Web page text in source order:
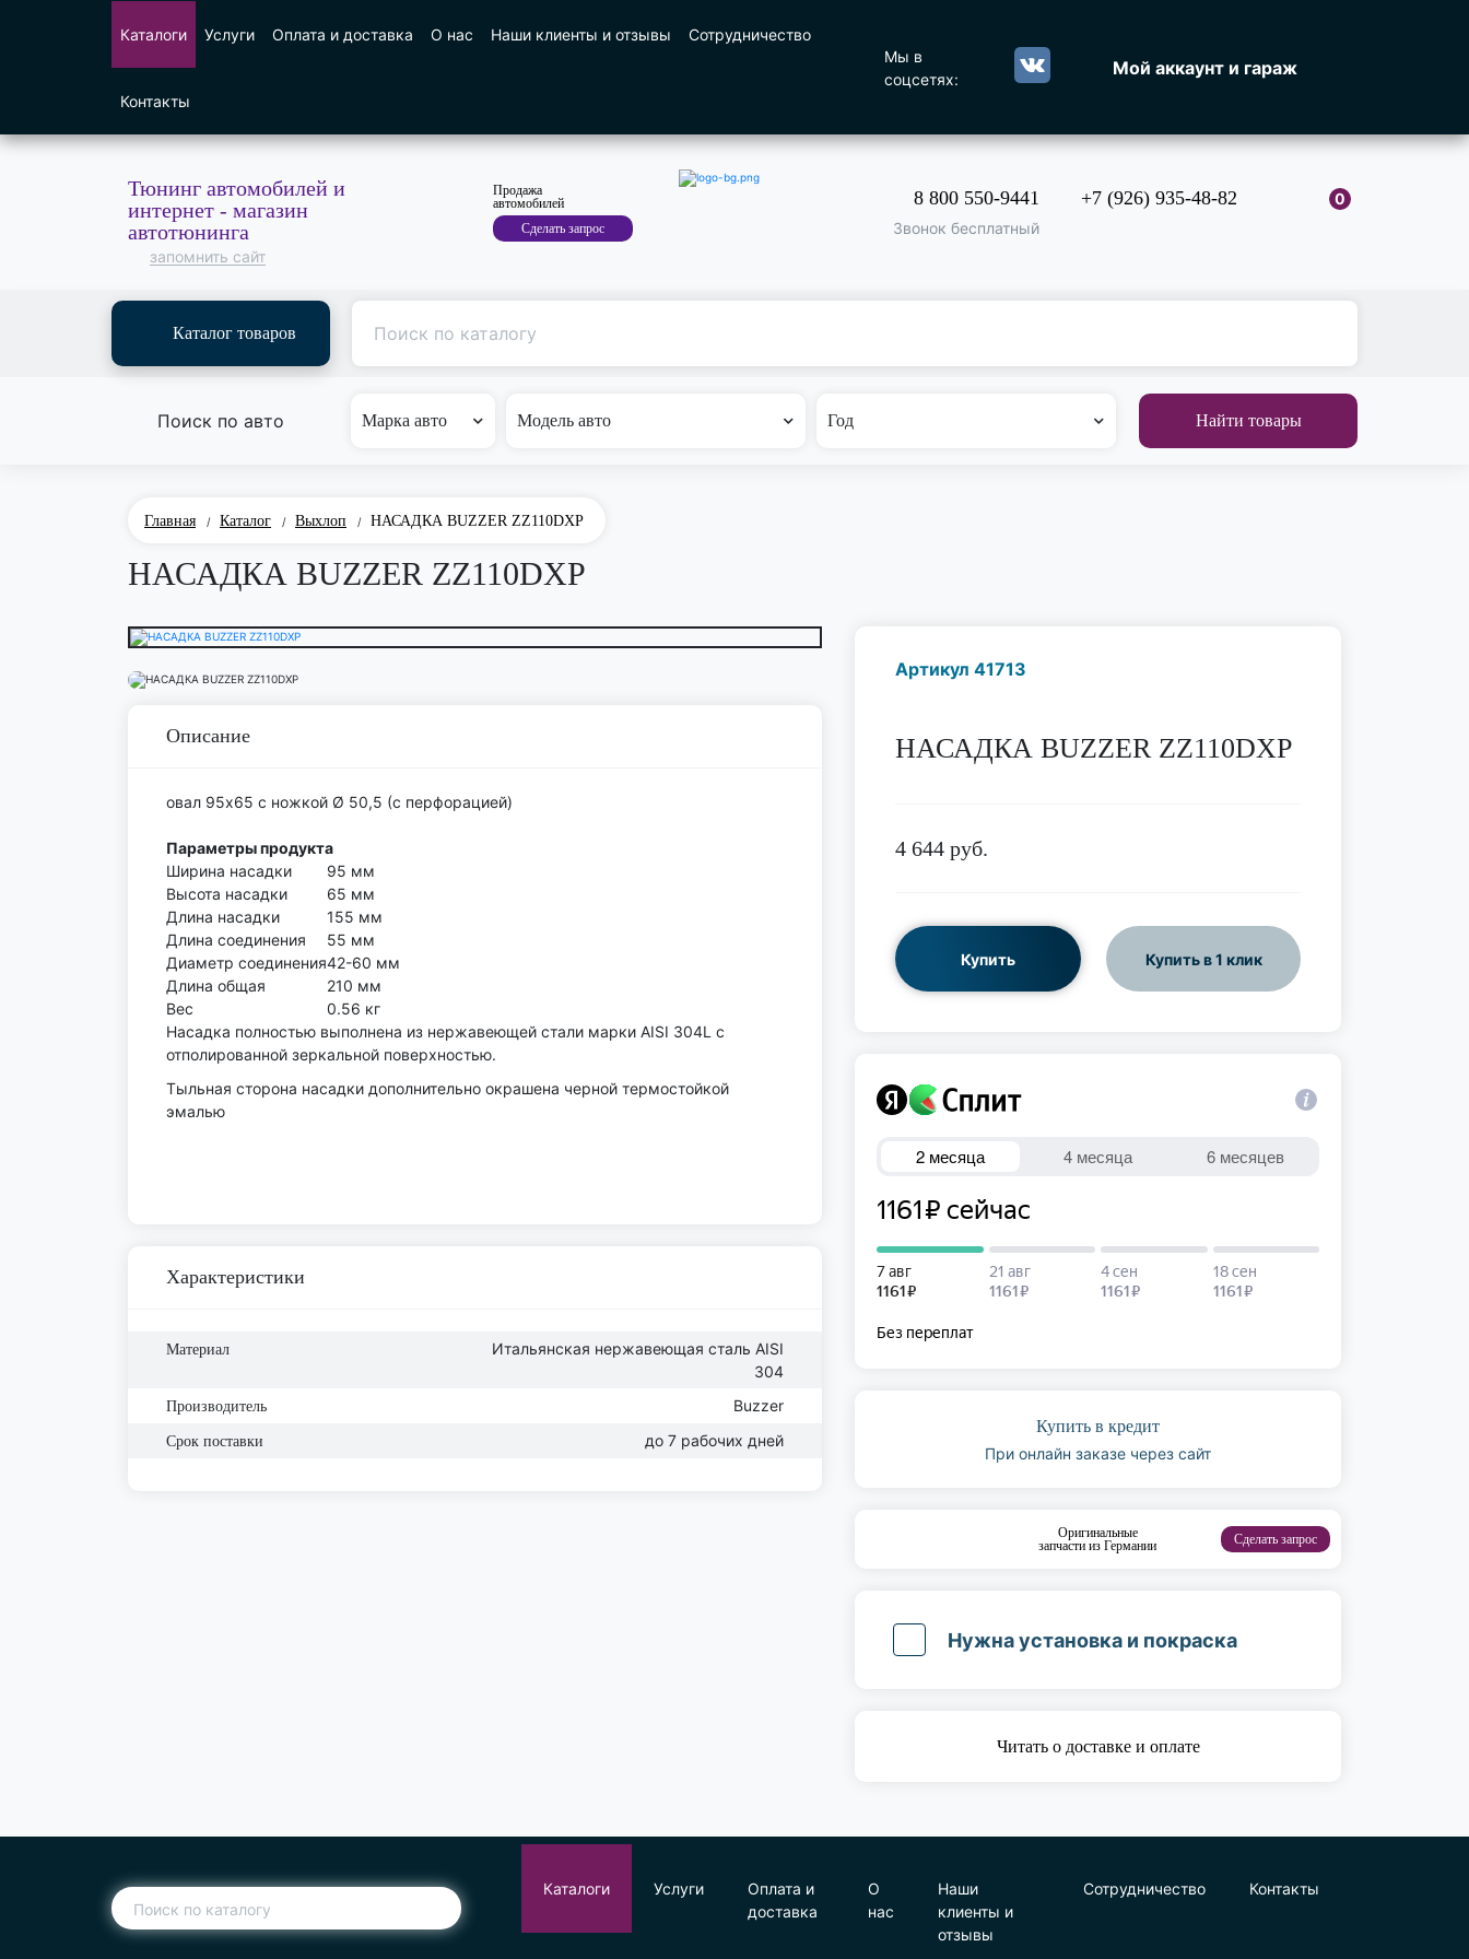
Каталоги Услуги Оплата и доставка О нас Наши клиенты и отзывы Сотрудничество
Контакты
Мы в
соцсетях:
Мой аккаунт и гараж
Тюнинг автомобилей и
интернет - магазин
автотюнинга
запомнить сайт
Продажа
автомобилей
Сделать запрос
8 800 550-9441
Звонок бесплатный
+7 (926) 935-48-82 0
Каталог товаров
Поиск по авто Марка авто Модель авто Год Найти товары
Главная / Каталог / Выхлоп / НАСАДКА BUZZER ZZ110DXP
НАСАДКА BUZZER ZZ110DXP
Описание
овал 95x65 с ножкой Ø 50,5 (с перфорацией)
Параметры продукта
Ширина насадки
95 мм
Высота насадки
65 мм
Длина насадки
155 мм
Длина соединения
55 мм
Диаметр соединения42-60 мм
Длина общая
210 мм
Вес
0.56 кг
Насадка полностью выполнена из нержавеющей стали марки AISI 304L c
отполированной зеркальной поверхностью.
Тыльная сторона насадки дополнительно окрашена черной термостойкой
эмалью
Характеристики
Материал
Итальянская нержавеющая сталь AISI
304
Производитель Buzzer
Срок поставки до 7 рабочих дней
Артикул 41713
НАСАДКА BUZZER ZZ110DXP
4 644 руб.
Купить Купить в 1 клик
Купить в кредит
При онлайн заказе через сайт
Оригинальные
запчасти из Германии
Сделать запрос
Нужна установка и покраска
Читать о доставке и оплате
Каталоги Услуги
Оплата и
доставка
О
нас
Наши
клиенты и
отзывы
Сотрудничество Контакты